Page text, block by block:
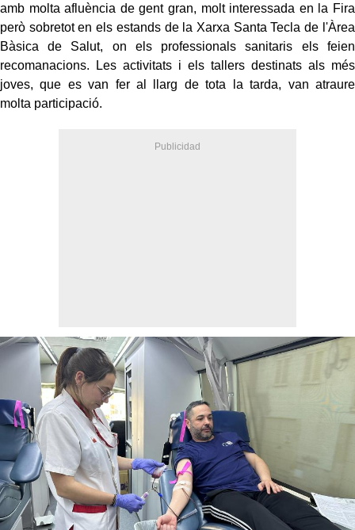
amb molta afluència de gent gran, molt interessada en la Fira
però sobretot en els estands de la Xarxa Santa Tecla de l'Àrea
Bàsica de Salut, on els professionals sanitaris els feien
recomanacions. Les activitats i els tallers destinats als més
joves, que es van fer al llarg de tota la tarda, van atraure
molta participació.